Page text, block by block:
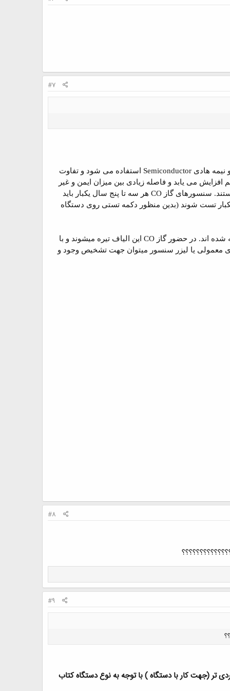
#7
و نیمه هادی Semiconductor استفاده می شود و تفاوت
افزایش می یابد و فاصله زیادی بین میزان ایمن و غیر
سنسورهای گاز CO هر سه تا پنج سال یکبار باید
تست شوند (بدین منظور دکمه تستی روی دستگاه
اند. در حضور گاز CO این الیاف تیره میشوند و با
معمولی یا لیزر سنسور میتوان جهت تشخیص وجود و
#8
#9
تر (جهت کار با دستگاه ) با توجه به نوع دستگاه کتاب